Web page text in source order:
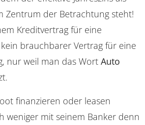
Zentrum der Betrachtung steht!
Kreditvertrag für eine
brauchbarer Vertrag für eine
nur weil man das Wort Auto
finanzieren oder leasen
weniger mit seinem Banker denn